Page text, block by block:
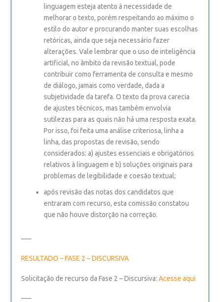
linguagem esteja atento à necessidade de
melhorar o texto, porém respeitando ao máximo o
estilo do autor e procurando manter suas escolhas
retóricas, ainda que seja necessário fazer
alterações. Vale lembrar que o uso de inteligência
artificial, no âmbito da revisão textual, pode
contribuir como ferramenta de consulta e mesmo
de diálogo, jamais como verdade, dada a
subjetividade da tarefa. O texto da prova carecia
de ajustes técnicos, mas também envolvia
sutilezas para as quais não há uma resposta exata.
Por isso, foi feita uma análise criteriosa, linha a
linha, das propostas de revisão, sendo
considerados: a) ajustes essenciais e obrigatórios
relativos à linguagem e b) soluções originais para
problemas de legibilidade e coesão textual;
após revisão das notas dos candidatos que
entraram com recurso, esta comissão constatou
que não houve distorção na correção.
—–
RESULTADO – FASE 2 – DISCURSIVA
Solicitação de recurso da Fase 2 – Discursiva:Acesse aqui
—–